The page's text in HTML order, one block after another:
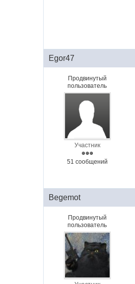
Egor47
Продвинутый
пользователь
Участник
51 сообщений
Begemot
Продвинутый
пользователь